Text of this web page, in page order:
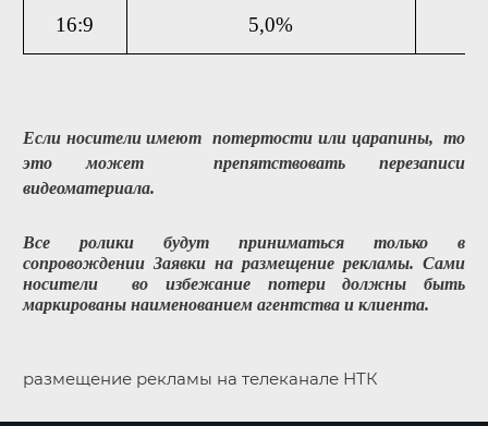
16:9 5,0%
Если носители имеют потертости или царапины, то
это может препятствовать перезаписи
видеоматериала.
Все ролики будут приниматься только в
сопровождении Заявки на размещение рекламы. Сами
носители во избежание потери должны быть
маркированы наименованием агентства и клиента.
размещение рекламы на телеканале НТК